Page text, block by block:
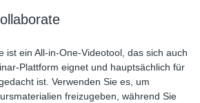
ist ein All-in-One-Videotool, das sich auch
Plattform eignet und hauptsächlich für
ist. Verwenden Sie es, um
freizugeben, während Sie